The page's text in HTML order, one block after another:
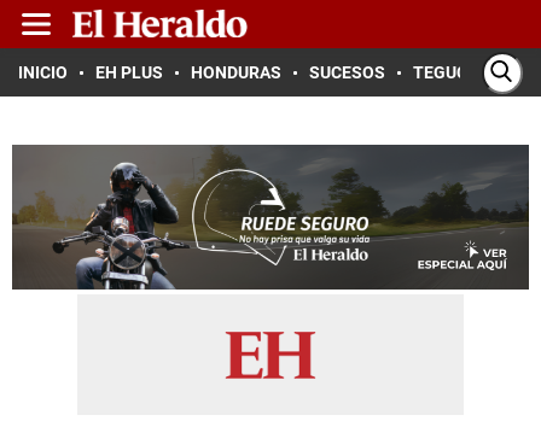
INICIO EH PLUS HONDURAS SUCESOS TEGUCIGALPA